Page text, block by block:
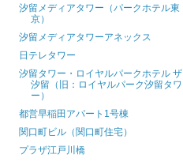
汐留メディアタワー（パークホテル東
京）
汐留メディアタワーアネックス
日テレタワー
汐留タワー・ロイヤルパークホテル ザ
汐留（旧：ロイヤルパーク汐留タワ
ー）
都営早稲田アパート1号棟
関口町ビル（関口町住宅）
プラザ江戸川橋